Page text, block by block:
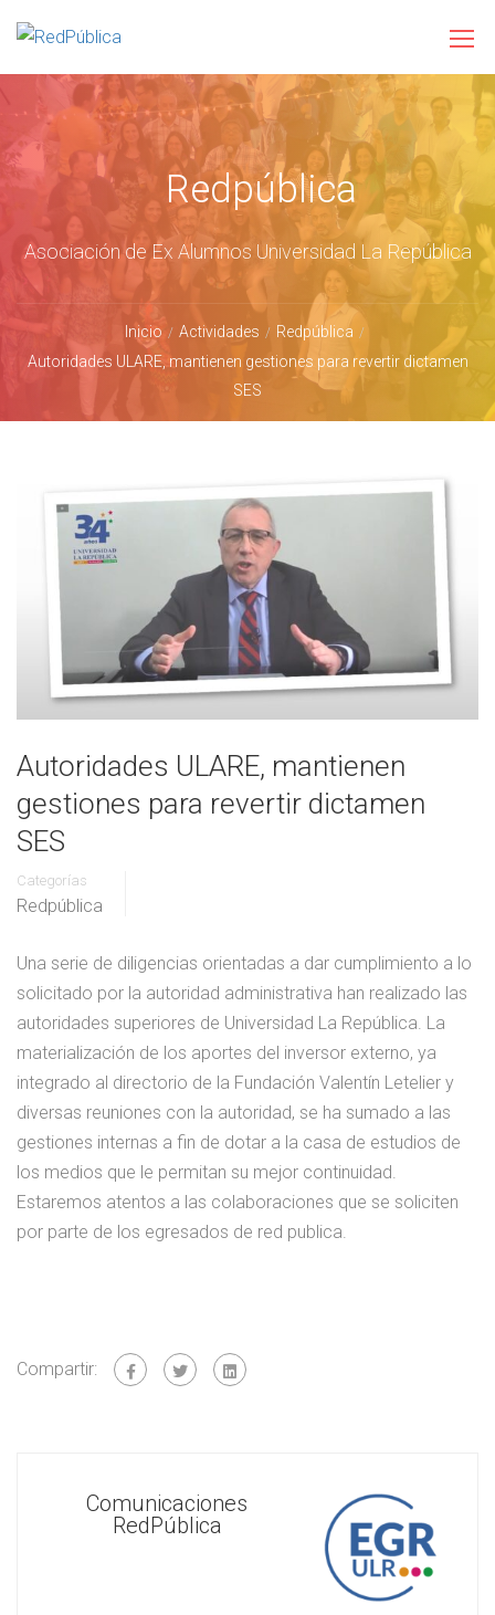
Redpública
Asociación de Ex Alumnos Universidad La República
Inicio Actividades
Redpública
Autoridades ULARE, mantienen gestiones para revertir dictamen
SES
Autoridades ULARE, mantienen
gestiones para revertir dictamen
SES
Categorías
Redpública
Una serie de diligencias orientadas a dar cumplimiento a lo
solicitado por la autoridad administrativa han realizado las
autoridades superiores de Universidad La República. La
materialización de los aportes del inversor externo, ya
integrado al directorio de la Fundación Valentín Letelier y
diversas reuniones con la autoridad, se ha sumado a las
gestiones internas a fin de dotar a la casa de estudios de
los medios que le permitan su mejor continuidad.
Estaremos atentos a las colaboraciones que se soliciten
por parte de los egresados de red publica.
Compartir:
Comunicaciones
RedPública